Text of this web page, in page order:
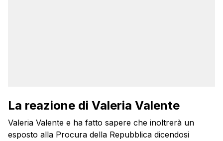
La reazione di Valeria Valente
Valeria Valente e ha fatto sapere che inoltrerà un
esposto alla Procura della Repubblica dicendosi